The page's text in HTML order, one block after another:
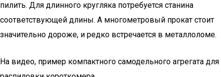
пилить. Для длинного кругляка потребуется станина
соответствующей длины. А многометровый прокат стоит
значительно дороже, и редко встречается в металлоломе.
На видео, пример компактного самодельного агрегата для